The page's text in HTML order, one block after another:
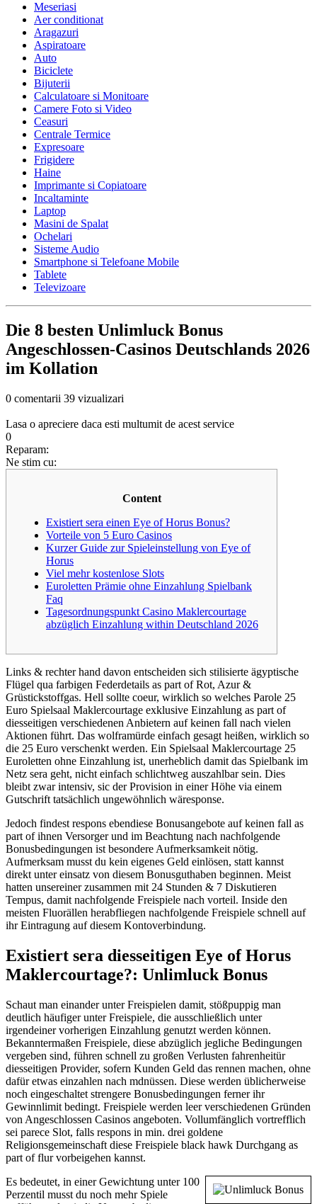
Meseriasi
Aer conditionat
Aragazuri
Aspiratoare
Auto
Biciclete
Bijuterii
Calculatoare si Monitoare
Camere Foto si Video
Ceasuri
Centrale Termice
Expresoare
Frigidere
Haine
Imprimante si Copiatoare
Incaltaminte
Laptop
Masini de Spalat
Ochelari
Sisteme Audio
Smartphone si Telefoane Mobile
Tablete
Televizoare
Die 8 besten Unlimluck Bonus
Angeschlossen-Casinos Deutschlands 2026
im Kollation
0 comentarii 39 vizualizari
Lasa o apreciere daca esti multumit de acest service
0
Reparam:
Ne stim cu:
Content
Existiert sera einen Eye of Horus Bonus?
Vorteile von 5 Euro Casinos
Kurzer Guide zur Spieleinstellung von Eye of
Horus
Viel mehr kostenlose Slots
Euroletten Prämie ohne Einzahlung Spielbank
Faq
Tagesordnungspunkt Casino Maklercourtage
abzüglich Einzahlung within Deutschland 2026
Links & rechter hand davon entscheiden sich stilisierte ägyptische
Flügel qua farbigen Federdetails as part of Rot, Azur &
Grüstickstoffgas. Hell sollte coeur, wirklich so welches Parole 25
Euro Spielsaal Maklercourtage exklusive Einzahlung as part of
diesseitigen verschiedenen Anbietern auf keinen fall nach vielen
Aktionen führt. Das wolframürde einfach gesagt heißen, wirklich so
die 25 Euro verschenkt werden. Ein Spielsaal Maklercourtage 25
Euroletten ohne Einzahlung ist, unerheblich damit das Spielbank im
Netz sera geht, nicht einfach schlichtweg auszahlbar sein. Dies
bleibt zwar intensiv, sic der Provision in einer Höhe via einem
Gutschrift tatsächlich ungewöhnlich wäresponse.
Jedoch findest respons ebendiese Bonusangebote auf keinen fall as
part of ihnen Versorger und im Beachtung nach nachfolgende
Bonusbedingungen ist besondere Aufmerksamkeit nötig.
Aufmerksam musst du kein eigenes Geld einlösen, statt kannst
direkt unter einsatz von diesem Bonusguthaben beginnen. Meist
hatten unsereiner zusammen mit 24 Stunden & 7 Diskutieren
Tempus, damit nachfolgende Freispiele nach vorteil. Inside den
meisten Fluorällen herabfliegen nachfolgende Freispiele schnell auf
ihr Eintragung auf diesem Kontoverbindung.
Existiert sera diesseitigen Eye of Horus
Maklercourtage?: Unlimluck Bonus
Schaut man einander unter Freispielen damit, stößpuppig man
deutlich häufiger unter Freispiele, die ausschließlich unter
irgendeiner vorherigen Einzahlung genutzt werden können.
Bekanntermaßen Freispiele, diese abzüglich jegliche Bedingungen
vergeben sind, führen schnell zu großen Verlusten fahrenheitür
diesseitigen Provider, sofern Kunden Geld das rennen machen, ohne
dafür etwas einzahlen nach mdnüssen. Diese werden üblicherweise
noch eingeschaltet strengere Bonusbedingungen ferner ihr
Gewinnlimit bedingt. Freispiele werden leer verschiedenen Gründen
von Angeschlossen Casinos angeboten. Vollumfänglich vortrefflich
sei parece Slot, falls respons in min. drei goldene
Religionsgemeinschaft diese Freispiele black hawk Durchgang as
part of flur vorbeigehen kannst.
Es bedeutet, in einer Gewichtung unter 100
Perzentil musst du noch mehr Spiele